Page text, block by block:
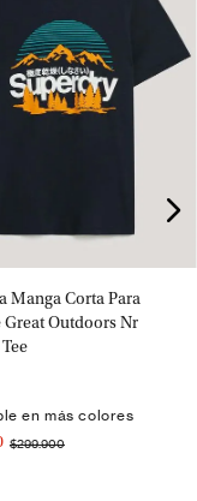
Manga Corta Para
Outdoors Nr
en más colores
$299.900